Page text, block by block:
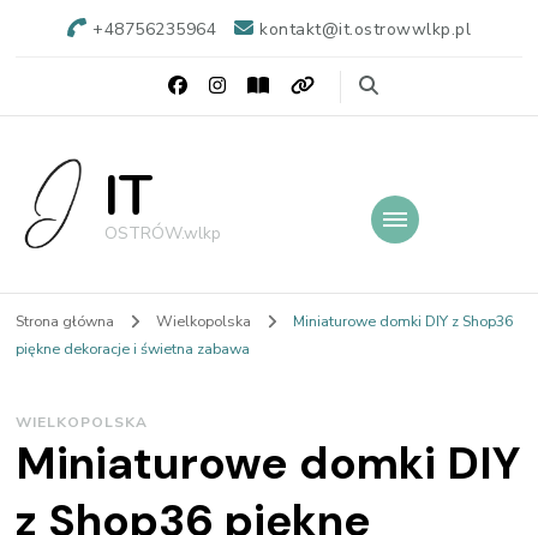
+48756235964 kontakt@it.ostrowwlkp.pl
IT
OSTRÓW.wlkp
Strona główna Wielkopolska
Miniaturowe domki DIY z Shop36
piękne dekoracje i świetna zabawa
WIELKOPOLSKA
Miniaturowe domki DIY
z Shop36 piękne